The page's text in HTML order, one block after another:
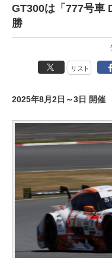
GT300は「777号車
勝
リスト
2025年8月2日～3日 開催